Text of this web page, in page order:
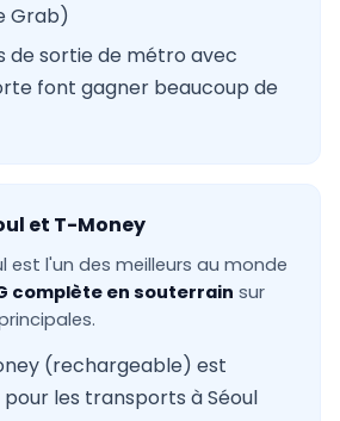
Grab)
de sortie de métro avec
font gagner beaucoup de
et T-Money
est l'un des meilleurs au monde
complète en souterrain sur
(rechargeable) est
les transports à Séoul